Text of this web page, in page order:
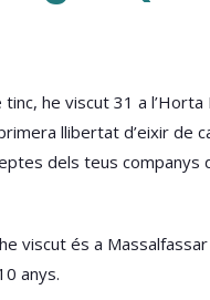
he viscut 31 a
llibertat d’eixir de
dels teus companys
viscut és a
anys.